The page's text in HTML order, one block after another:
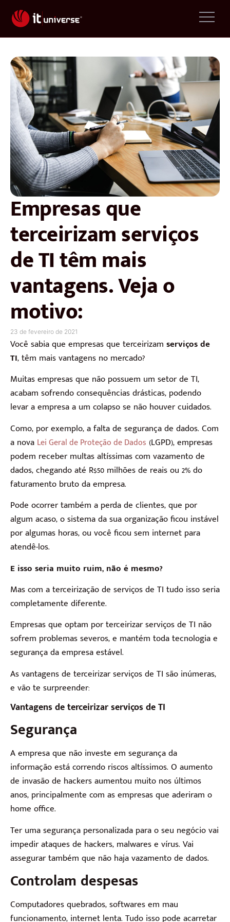
Empresas que
terceirizam serviços
de TI têm mais
vantagens. Veja o
motivo:
23 de fevereiro de 2021
Você sabia que empresas que terceirizam serviços de
TI, têm mais vantagens no mercado?
Muitas empresas que não possuem um setor de TI,
acabam sofrendo consequências drásticas, podendo
levar a empresa a um colapso se não houver cuidados.
Como, por exemplo, a falta de segurança de dados. Com
a nova Lei Geral de Proteção de Dados (LGPD), empresas
podem receber multas altíssimas com vazamento de
dados, chegando até R$50 milhões de reais ou 2% do
faturamento bruto da empresa.
Pode ocorrer também a perda de clientes, que por
algum acaso, o sistema da sua organização ficou instável
por algumas horas, ou você ficou sem internet para
atendê-los.
E isso seria muito ruim, não é mesmo?
Mas com a terceirização de serviços de TI tudo isso seria
completamente diferente.
Empresas que optam por terceirizar serviços de TI não
sofrem problemas severos, e mantém toda tecnologia e
segurança da empresa estável.
As vantagens de terceirizar serviços de TI são inúmeras,
e vão te surpreender:
Vantagens de terceirizar serviços de TI
Segurança
A empresa que não investe em segurança da
informação está correndo riscos altíssimos. O aumento
de invasão de hackers aumentou muito nos últimos
anos, principalmente com as empresas que aderiram o
home office.
Ter uma segurança personalizada para o seu negócio vai
impedir ataques de hackers, malwares e vírus. Vai
assegurar também que não haja vazamento de dados.
Controlam despesas
Computadores quebrados, softwares em mau
funcionamento, internet lenta. Tudo isso pode acarretar